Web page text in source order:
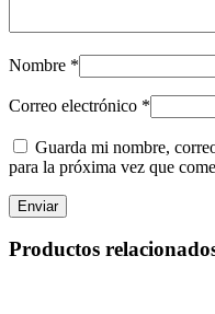
Nombre *
Correo electrónico *
Guarda mi nombre,
para la próxima vez que
Productos